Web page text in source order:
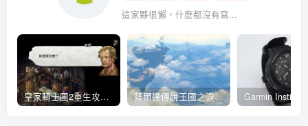
這家夥很懶，什麽都沒有寫...
皇家騎士團2重生攻略 低買高賣無限賺錢密技 2分鐘資產破千萬 薩爾達傳說王國之淚攻略：「真結局」片尾彩蛋後日談、破關繼承內容、對玩家隱藏的感謝(有雷)